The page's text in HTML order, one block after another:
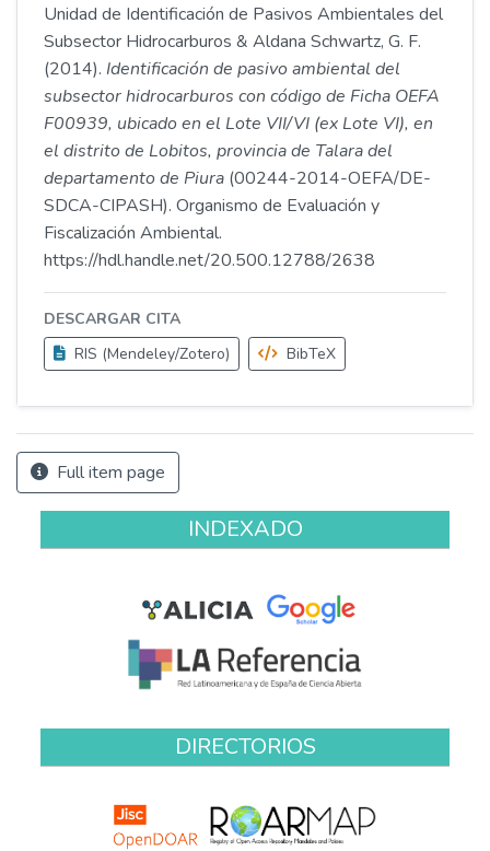
Unidad de Identificación de Pasivos Ambientales del
Subsector Hidrocarburos & Aldana Schwartz, G. F.
(2014). Identificación de pasivo ambiental del
subsector hidrocarburos con código de Ficha OEFA
F00939, ubicado en el Lote VII/VI (ex Lote VI), en
el distrito de Lobitos, provincia de Talara del
departamento de Piura (00244-2014-OEFA/DE-
SDCA-CIPASH). Organismo de Evaluación y
Fiscalización Ambiental.
https://hdl.handle.net/20.500.12788/2638
DESCARGAR CITA
RIS (Mendeley/Zotero)
BibTeX
Full item page
INDEXADO
DIRECTORIOS